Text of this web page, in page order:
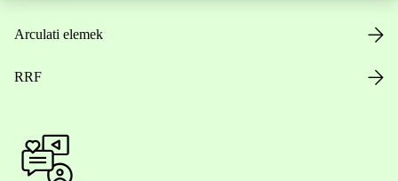
Arculati elemek
RRF